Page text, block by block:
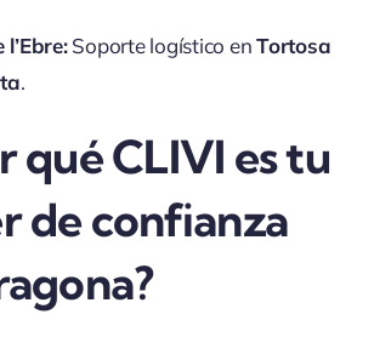
Soporte logístico enTortosa
.
qué CLIVI es tu
de confianza